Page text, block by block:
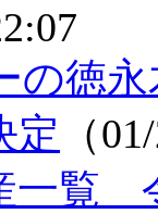
の徳
定 （
一覧